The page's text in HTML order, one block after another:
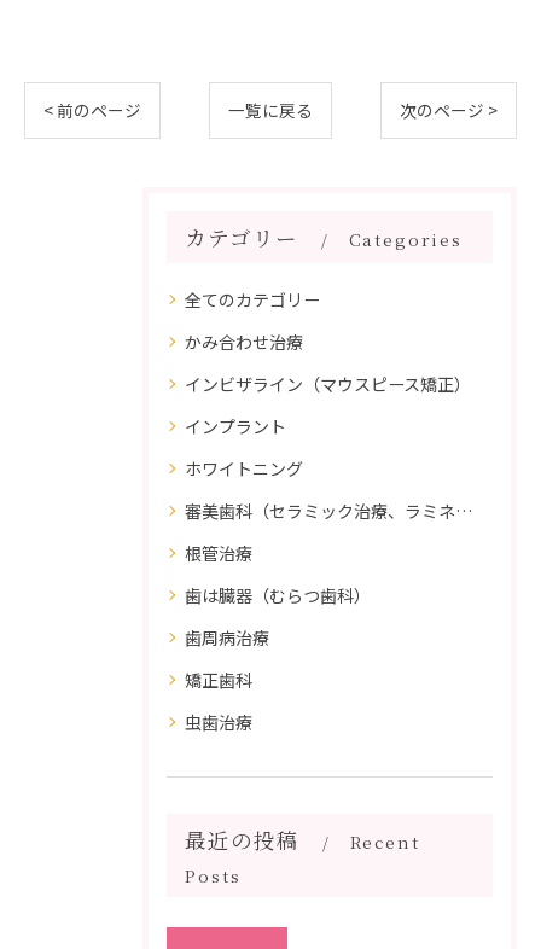
< 前のページ 一覧に戻る 次のページ >
カテゴリー Categories
全てのカテゴリー
かみ合わせ治療
インビザライン（マウスピース矯正）
インプラント
ホワイトニング
審美歯科（セラミック治療、ラミネートべニア、ダイレクトボンディング）
根管治療
歯は臓器（むらつ歯科）
歯周病治療
矯正歯科
虫歯治療
最近の投稿
Recent
Posts